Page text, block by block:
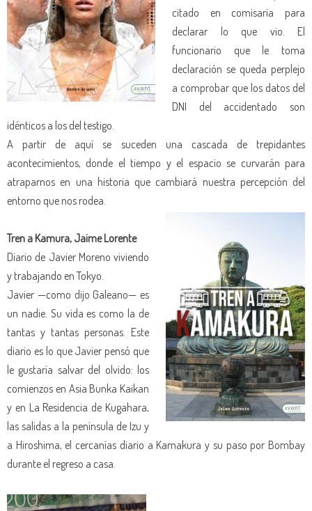
citado en comisaría para
declarar lo que vio. El
funcionario que le toma
declaración se queda perplejo
a comprobar que los datos del
DNI del accidentado son
idénticos a los del testigo.
A partir de aquí se suceden una cascada de trepidantes
acontecimientos, donde el tiempo y el espacio se curvarán para
atraparnos en una historia que cambiará nuestra percepción del
entorno que nos rodea.
Tren a Kamura, Jaime Lorente
Diario de Javier Moreno viviendo
y trabajando en Tokyo.
Javier —como dijo Galeano— es
un nadie. Su vida es como la de
tantas y tantas personas. Este
diario es lo que Javier pensó que
le gustaría salvar del olvido: los
comienzos en Asia Bunka Kaikan
y en La Residencia de Kugahara,
las salidas a la península de Izu y
a Hiroshima, el cercanías diario a Kamakura y su paso por Bombay
durante el regreso a casa.